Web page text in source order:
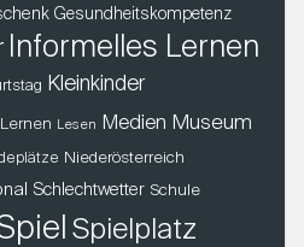
Gesundheitskompetenz
Informelles Lernen
Kleinkinder
Lernen Lesen Medien Museum
Niederösterreich
Schlechtwetter Schule
Spielplatz